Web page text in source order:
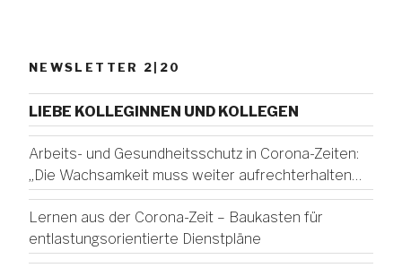
NEWSLETTER 2|20
LIEBE KOLLEGINNEN UND KOLLEGEN
Arbeits- und Gesundheitsschutz in Corona-Zeiten:
„Die Wachsamkeit muss weiter aufrechterhalten
werden!“
Lernen aus der Corona-Zeit – Baukasten für
entlastungsorientierte Dienstpläne